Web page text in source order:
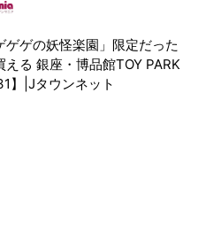
ゲゲの妖怪楽園」限定だった
える 銀座・博品館TOY PARK
】|Jタウンネット